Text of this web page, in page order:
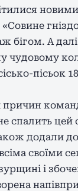
бігом. А
пісьок
спалить
додали до
своїми
і